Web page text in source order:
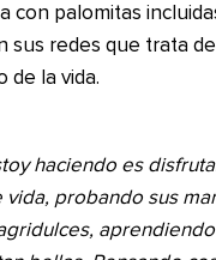
con palomitas
sus redes que trata
de la vida.
haciendo es
vida, probando sus